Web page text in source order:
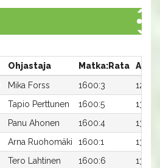
Ohjastaja Matka:Rata
Aika
Mika Forss 1600:3
12,8a
Tapio Perttunen 1600:5
13,0a
Panu Ahonen 1600:4
13,1a
Arna Ruohomäki 1600:1
13,3a
Tero Lahtinen 1600:6
13,3a